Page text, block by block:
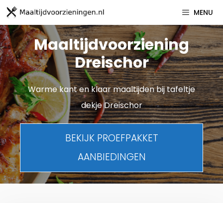
Spring
naar
inhoud
MENU
Maaltijdvoorziening
Dreischor
Warme kant en klaar maaltijden bij tafeltje
dekje Dreischor
BEKIJK PROEFPAKKET
AANBIEDINGEN